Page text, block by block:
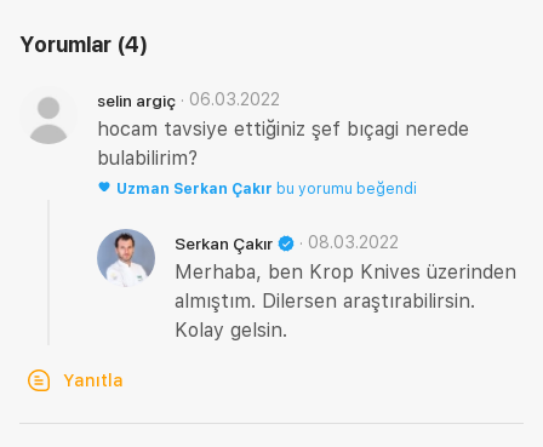
Yorumlar (4)
selin argiç · 06.03.2022
hocam tavsiye ettiğiniz şef bıçagi nerede
bulabilirim?
Uzman Serkan Çakır bu yorumu beğendi
Serkan Çakır · 08.03.2022
Merhaba, ben Krop Knives üzerinden
almıştım. Dilersen araştırabilirsin.
Kolay gelsin.
Yanıtla